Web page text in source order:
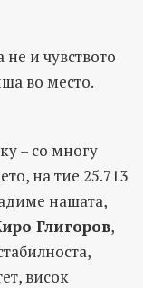
и чувството
во место.
– со многу
на тие 25.713
нашата,
Глигоров,
висок